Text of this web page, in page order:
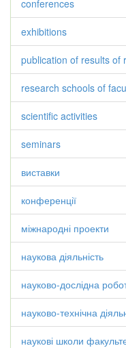
conferences
exhibitions
publication of results of
research schools of
scientific activities
seminars
виставки
конференції
міжнародні проекти
наукова діяльність
науково-дослідна
науково-технічна
наукові школи